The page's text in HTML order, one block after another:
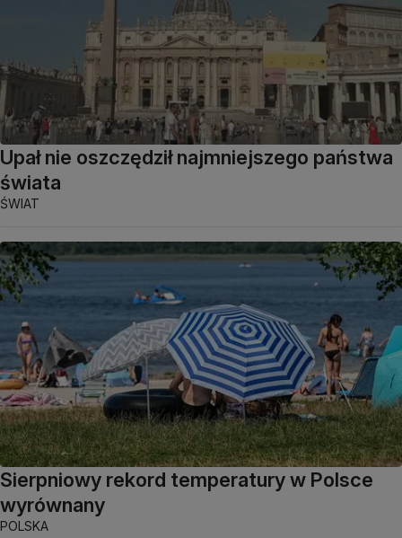
Upał nie oszczędził najmniejszego państwa
świata
ŚWIAT
Sierpniowy rekord temperatury w Polsce
wyrównany
POLSKA